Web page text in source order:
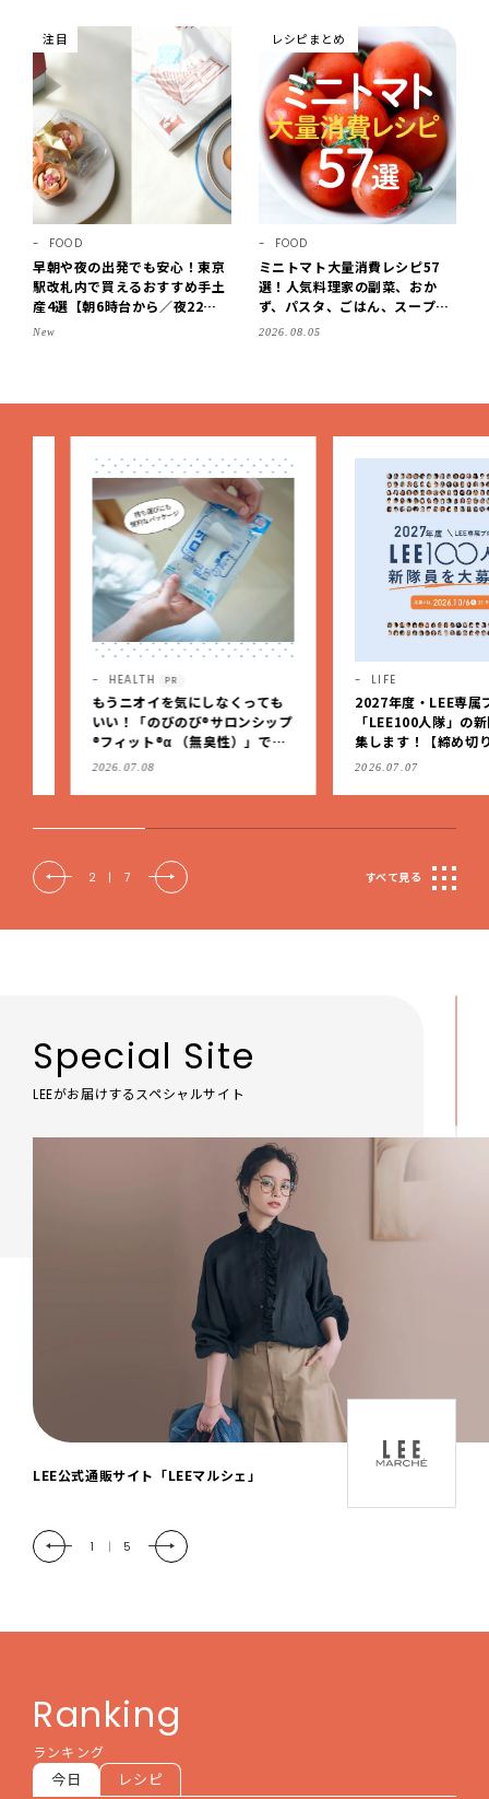
注目
FOOD
早朝や夜の出発でも安心！東京
駅改札内で買えるおすすめ手土
産4選【朝6時台から／夜22時
まで営業】
New
レシピまとめ
FOOD
ミニトマト大量消費レシピ57
選！人気料理家の副菜、おか
ず、パスタ、ごはん、スープま
で【保存版】
2026.08.05
HEALTH PR
もうニオイを気にしなくっても
いい！「のびのび®サロンシップ
®フィット®α （無臭性）」で、
肩こりや足腰のダルさを出先で
2026.07.08
LIFE
2027年度・LEE専属ブロガ
「LEE100人隊」の新隊員
集します！【締め切り：
（火）】
2026.07.07
2 | 7 すべて見る
Special Site
LEEがお届けするスペシャルサイト
「LEE DAYS」本物志向にときめく。大人カ
2 | 5
Ranking
ランキング
今日 レシピ